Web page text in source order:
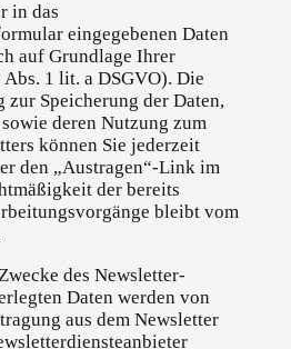
in das
eingegebenen Daten
auf Grundlage Ihrer
1 lit. a DSGVO). Die
Speicherung der Daten,
deren Nutzung zum
können Sie jederzeit
den „Austragen“-Link im
der bereits
bleibt vom
des Newsletter-
Daten werden von
aus dem Newsletter